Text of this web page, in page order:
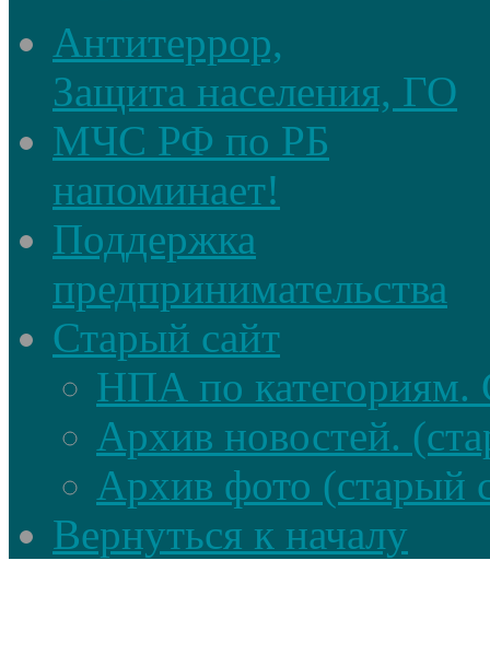
Антитеррор,
Защита населения, ГО
МЧС РФ по РБ
напоминает!
Поддержка
предпринимательства
Старый сайт
НПА по категориям.
Архив новостей.
Архив фото (старый
Вернуться к началу